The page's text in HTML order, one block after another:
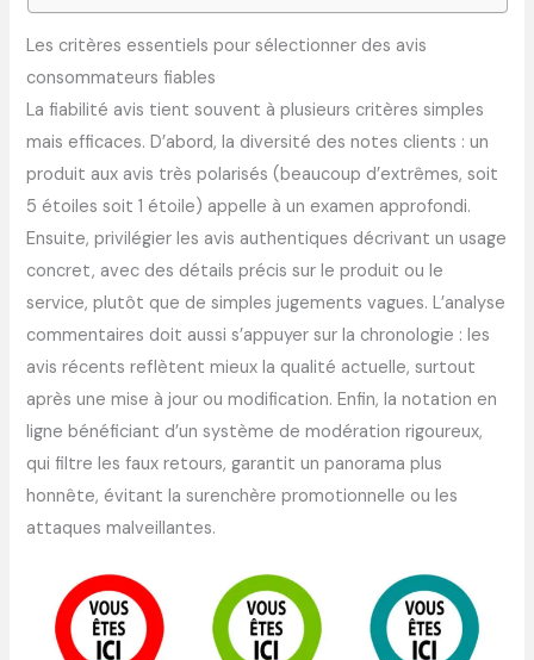
Les critères essentiels pour sélectionner des avis
consommateurs fiables
La fiabilité avis tient souvent à plusieurs critères simples
mais efficaces. D’abord, la diversité des notes clients : un
produit aux avis très polarisés (beaucoup d’extrêmes, soit
5 étoiles soit 1 étoile) appelle à un examen approfondi.
Ensuite, privilégier les avis authentiques décrivant un usage
concret, avec des détails précis sur le produit ou le
service, plutôt que de simples jugements vagues. L’analyse
commentaires doit aussi s’appuyer sur la chronologie : les
avis récents reflètent mieux la qualité actuelle, surtout
après une mise à jour ou modification. Enfin, la notation en
ligne bénéficiant d’un système de modération rigoureux,
qui filtre les faux retours, garantit un panorama plus
honnête, évitant la surenchère promotionnelle ou les
attaques malveillantes.